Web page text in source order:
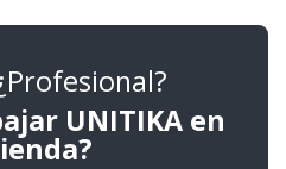
UNITIKA en